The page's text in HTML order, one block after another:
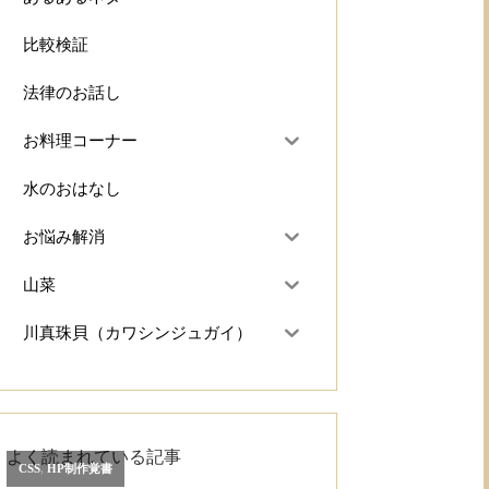
比較検証
法律のお話し
お料理コーナー
水のおはなし
お悩み解消
山菜
川真珠貝（カワシンジュガイ）
よく読まれている記事